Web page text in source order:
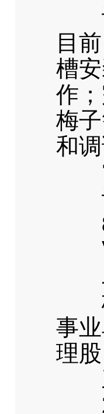
计
目
槽
作
梅
和
7.
计
8.
Ⅷ
二
梅
事
理
三